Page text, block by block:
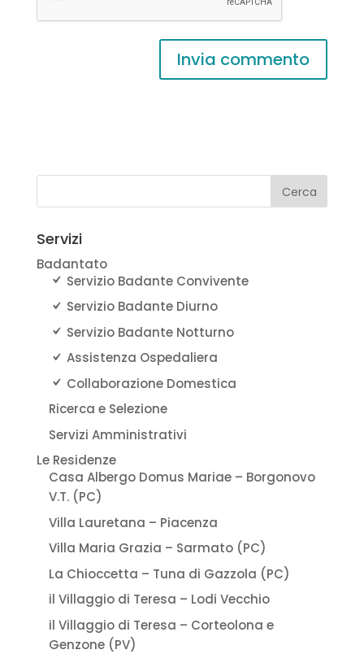
Servizi
Badantato
Servizio Badante Convivente
Servizio Badante Diurno
Servizio Badante Notturno
Assistenza Ospedaliera
Collaborazione Domestica
Ricerca e Selezione
Servizi Amministrativi
Le Residenze
Casa Albergo Domus Mariae – Borgonovo
V.T. (PC)
Villa Lauretana – Piacenza
Villa Maria Grazia – Sarmato (PC)
La Chioccetta – Tuna di Gazzola (PC)
il Villaggio di Teresa – Lodi Vecchio
il Villaggio di Teresa – Corteolona e
Genzone (PV)